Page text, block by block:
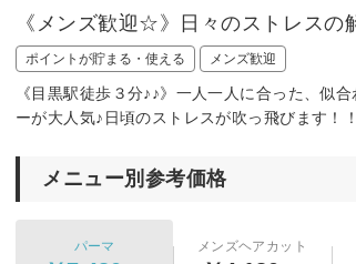
《メンズ歓迎☆》日々のストレス
ポイントが貯まる・使える メンズ歓迎
《目黒駅徒歩３分♪♪》一人一人に合った、似
ーが大人気♪日頃のストレスが吹っ飛びます！
メニュー別参考価格
パーマ メンズヘアカット